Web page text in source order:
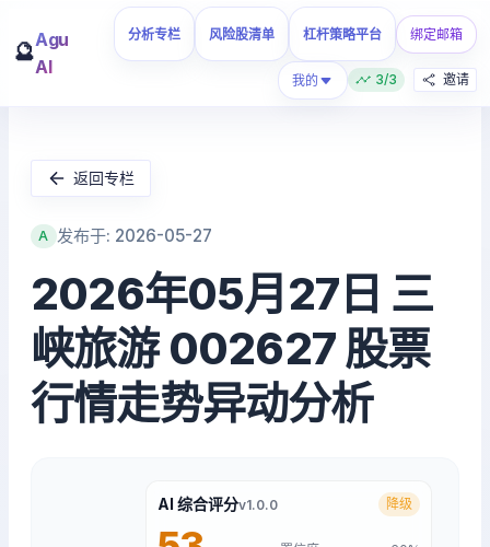
🔮
Agu
AI
分析专栏 风险股清单 杠杆策略平台 绑定邮箱
我的 3/3 邀请
返回专栏
A 发布于: 2026-05-27
2026年05月27日 三
峡旅游 002627 股票
行情走势异动分析
AI 综合评分v1.0.0 降级